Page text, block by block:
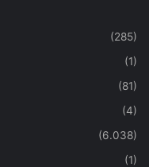
(285)
(1)
(81)
(4)
(6.038)
(1)